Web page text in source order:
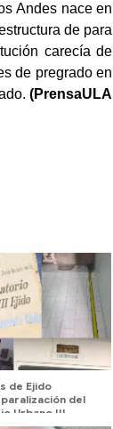
Andes nace en
de para
carecía de
de pregrado en
(PrensaULA
de Ejido
del
Urbano III